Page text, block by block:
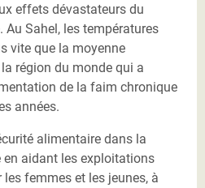
effets dévastateurs du
Sahel, les températures
vite que la moyenne
région du monde qui a
de la faim chronique
années.
alimentaire dans la
en aidant les exploitations
femmes et les jeunes, à